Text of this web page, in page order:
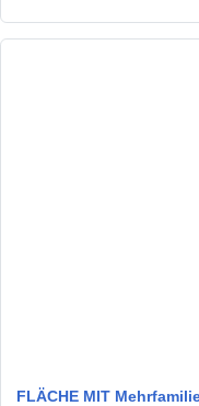
FLÄCHE MIT